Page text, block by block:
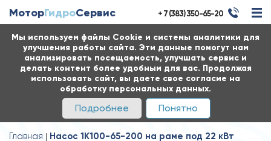
Мы используем файлы Cookie и системы аналитики для
улучшения работы сайта. Эти данные помогут нам
анализировать посещаемость, улучшать сервис и
делать контент более удобным для вас. Продолжая
использовать сайт, вы даете свое согласие на
обработку персональных данных.
Подробнее Понятно
МоторГидроСервис + 7 (383) 350-65-20
Главная Насос 1К100-65-200 на раме под 22 кВт